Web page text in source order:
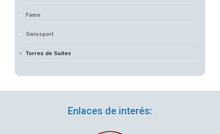
Fame
Swissport
Torres de Suites
Enlaces de interés: